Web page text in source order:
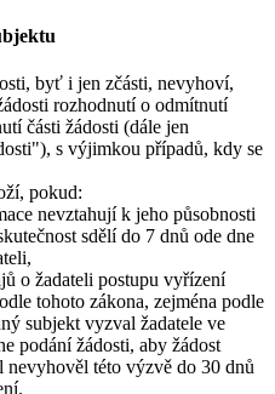
byť i jen zčásti, nevyhoví,
rozhodnutí o odmítnutí
části žádosti (dále jen
s výjimkou případů, kdy se
pokud:
nevztahují k jeho působnosti
sdělí do 7 dnů ode dne
o žadateli postupu vyřízení
tohoto zákona, zejména podle
subjekt vyzval žadatele ve
podání žádosti, aby žádost
nevyhověl této výzvě do 30 dnů